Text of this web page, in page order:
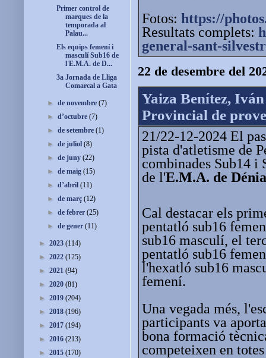
Fotos: https://
Resultats complets:
general-sant-
22 de desembre del
Yaiza Benítez,
Provincial de
21/22-12-2024 El
pista d'atletisme de
combinades Sub14 i
de l'E.M.A. de
Cal destacar els
pentatló sub16
sub16 masculí, el
pentatló sub16
l'hexatló sub16
femení.
Una vegada més,
participants va
bona formació
competeixen en
Primer control de
marques de la
temporada al
Palau...
Els equips femení i
masculí Sub16 de
l'E.M.A. de D...
3a Jornada de Lliga
Comarcal a Gata
►de novembre(7)
►d’octubre(7)
►de setembre(1)
►de juliol(8)
►de juny(22)
►de maig(15)
►d’abril(11)
►de març(12)
►de febrer(25)
►de gener(11)
► 2023 (114)
► 2022 (125)
► 2021 (94)
► 2020 (81)
► 2019 (204)
► 2018 (196)
► 2017 (194)
► 2016 (213)
► 2015 (170)